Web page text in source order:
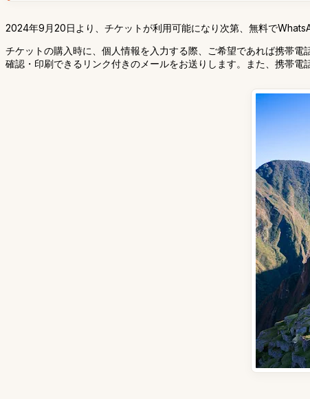
2024年9月20日より、チケットが利用可能になり次第、無料で
チケットの購入時に、個人情報を入力する際、ご希望であれば携帯
確認・印刷できるリンク付きのメールをお送りします。また、携帯